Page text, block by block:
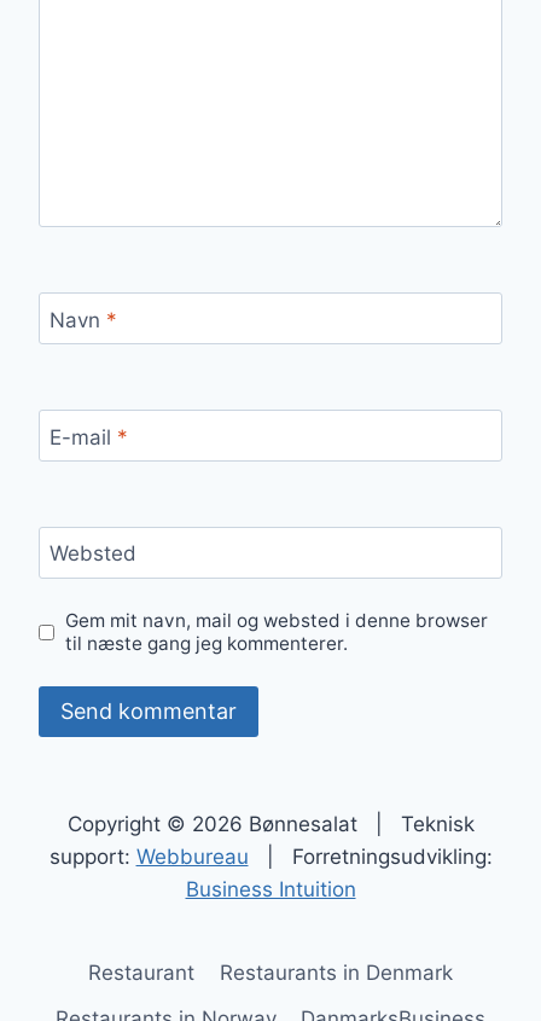
Navn *
E-mail *
Websted
Gem mit navn, mail og websted i denne browser
til næste gang jeg kommenterer.
Copyright © 2026 Bønnesalat | Teknisk
support: Webbureau | Forretningsudvikling:
Business Intuition
Restaurant
Restaurants in Denmark